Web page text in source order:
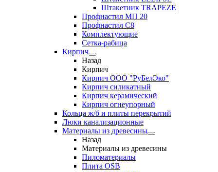
Штакетник TRAPEZE
Профнастил МП 20
Профнастил С8
Комплектующие
Сетка-рабица
Кирпич
Назад
Кирпич
Кирпич ООО "РуБелЭко"
Кирпич силикатный
Кирпич керамический
Кирпич огнеупорный
Кольца ж/б и плиты перекрытий
Люки канализационные
Материалы из древесины
Назад
Материалы из древесины
Пиломатериалы
Плита OSB